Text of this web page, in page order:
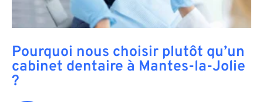
Pourquoi nous choisir plutôt qu’un
cabinet dentaire à Mantes-la-Jolie
?